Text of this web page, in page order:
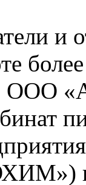
и
ООО